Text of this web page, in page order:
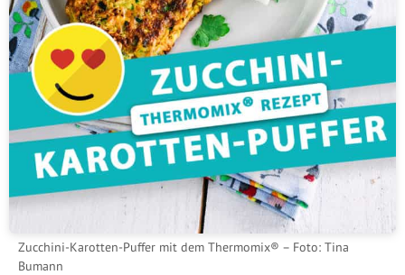
Zucchini-Karotten-Puffer mit dem Thermomix® – Foto: Tina
Bumann